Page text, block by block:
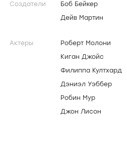
Создатели
Боб Бейкер
Дейв Мартин
Актеры
Роберт Молони
Киган Джойс
Филиппа Култхард
Дэниэл Уэббер
Робин Мур
Джон Лисон